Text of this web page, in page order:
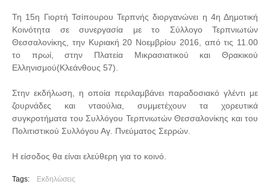
Τη 15η Γιορτή Τσίπουρου Τερπνής διοργανώνει η 4η Δημοτική
Κοινότητα σε συνεργασία με το Σύλλογο Τερπνιωτών
Θεσσαλονίκης, την Κυριακή 20 Νοεμβρίου 2016, από τις 11.00
το πρωί, στην Πλατεία Μικρασιατικού και Θρακικού
Ελληνισμού(Κλεάνθους 57).
Στην εκδήλωση, η οποία περιλαμβάνει παραδοσιακό γλέντι με
ζουρνάδες και νταούλια, συμμετέχουν τα χορευτικά
συγκροτήματα του Συλλόγου Τερπνιωτών Θεσσαλονίκης και του
Πολιτιστικού Συλλόγου Αγ. Πνεύματος Σερρών.
Η είσοδος θα είναι ελεύθερη για το κοινό.
Tags: Εκδηλώσεις